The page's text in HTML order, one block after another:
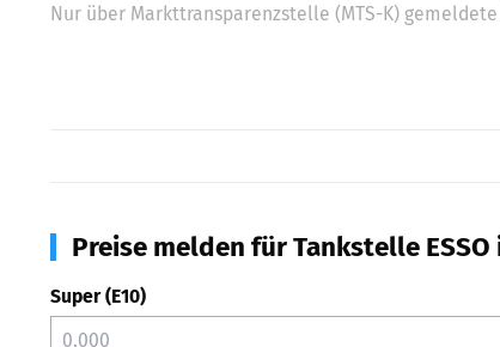
Nur über Markttransparenzstelle (MTS-K)
Preise melden für Tankstelle
Super (E10)